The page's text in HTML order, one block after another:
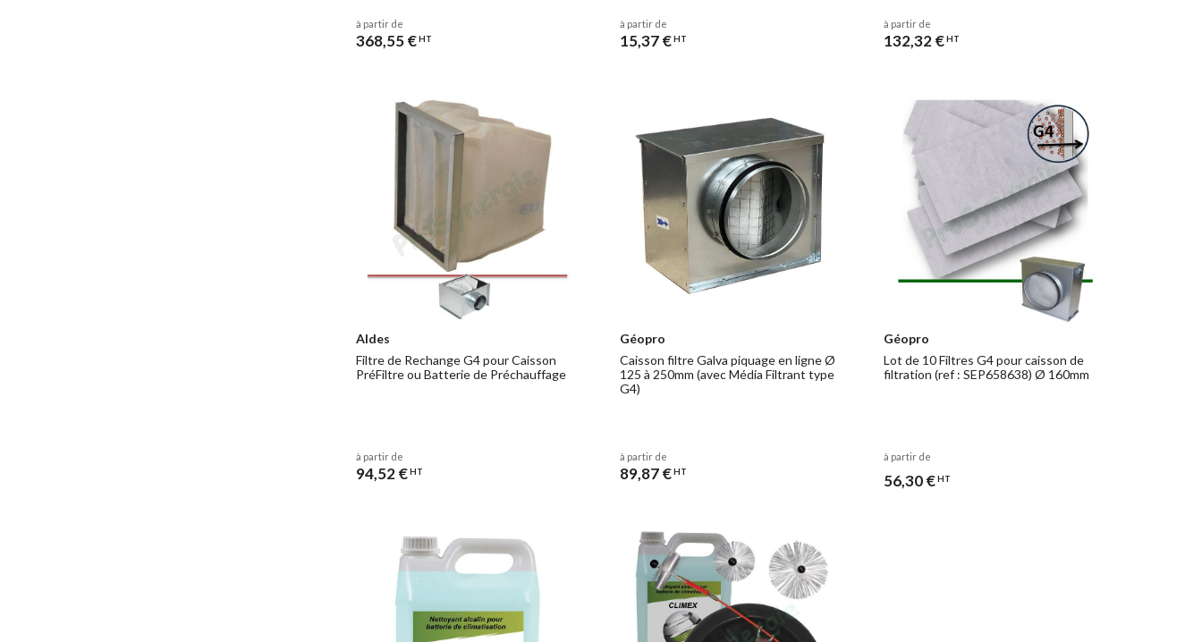
à partir de
368,55 €HT
à partir de
15,37 €HT
à partir de
132,32 €HT
Aldes
Filtre de Rechange G4 pour Caisson
PréFiltre ou Batterie de Préchauffage
à partir de
94,52 €HT
Géopro
Caisson filtre Galva piquage en ligne Ø
125 à 250mm (avec Média Filtrant type
G4)
à partir de
89,87 €HT
Géopro
Lot de 10 Filtres G4 pour caisson de
filtration (ref : SEP658638) Ø 160mm
à partir de
56,30 € HT